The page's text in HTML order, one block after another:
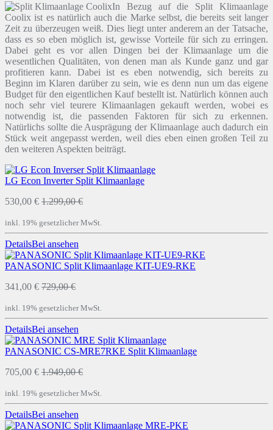
In Bezug auf die Split Klimaanlage
Coolix ist es natürlich auch die Marke selbst, die bereits seit langer
Zeit zu überzeugen weiß. Dies liegt unter anderem an der Tatsache,
dass es so eben möglich ist, gewisse Vorteile für sich zu erringen.
Dabei geht es vor allen Dingen bei der Klimaanlage um die
wesentlichen Qualitäten, von denen man als Kunde ganz und gar
profitieren kann. Dabei ist es eben notwendig, sich bereits zu
Beginn im Klaren darüber zu sein, wie es denn nun um das eigene
Budget für den eigentlichen Kauf bestellt ist. Natürlich können auch
noch sehr viel teurere Klimaanlagen gekauft werden, wobei es
notwendig ist, die passenden Faktoren für sich zu erkennen.
Natürlichs sollte die Ausprägung der Klimaanlage auch dadurch ein
Stück weit angepasst werden, weil dies eben einen großen Teil zu
den weiteren Aspekten beiträgt.
LG Econ Inverter Split Klimaanlage
530,00 € 1.299,00 €
inkl. 19% gesetzlicher MwSt.
DetailsBei ansehen
PANASONIC Split Klimaanlage KIT-UE9-RKE
341,00 € 729,00 €
inkl. 19% gesetzlicher MwSt.
DetailsBei ansehen
PANASONIC CS-MRE7RKE Split Klimaanlage
705,00 € 1.949,00 €
inkl. 19% gesetzlicher MwSt.
DetailsBei ansehen